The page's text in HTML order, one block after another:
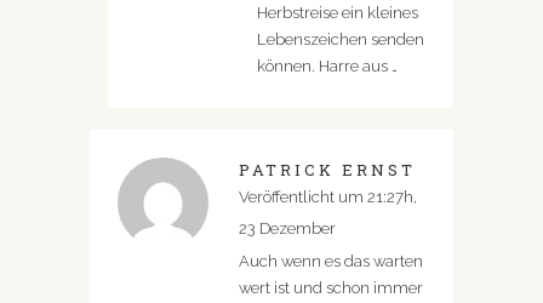
Herbstreise ein kleines
Lebenszeichen senden
können. Harre aus …
PATRICK ERNST
Veröffentlicht um 21:27h,
23 Dezember
Auch wenn es das warten
wert ist und schon immer